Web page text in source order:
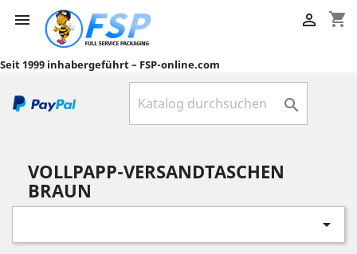
 shopping_cart

Seit 1999 inhabergeführt – FSP-online.com

VOLLPAPP-VERSANDTASCHEN
BRAUN
